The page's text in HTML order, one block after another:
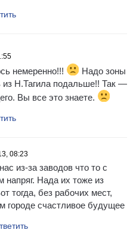
немеренно!!!
Надо зоны
из Н.Тагила подальше!! Так —
Вы все это знаете.
08:23
из-за заводов что то с
напряг. Нада их тоже из
тогда, без рабочих мест,
городе счастливое будущее